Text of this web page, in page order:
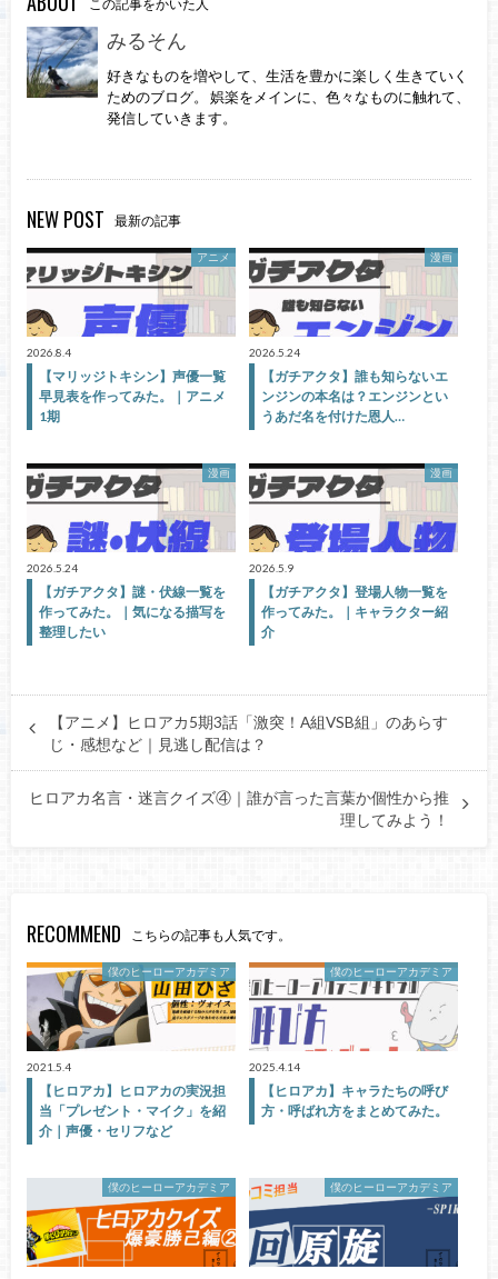
この記事をかいた人
みるそん
好きなものを増やして、生活を豊かに楽しく生きていく
ためのブログ。 娯楽をメインに、色々なものに触れて、
発信していきます。
NEW POST 最新の記事
アニメ
2026.8.4
【マリッジトキシン】声優一覧
早見表を作ってみた。｜アニメ
1期
漫画
2026.5.24
【ガチアクタ】誰も知らないエ
ンジンの本名は？エンジンとい
うあだ名を付けた恩人…
漫画
2026.5.24
【ガチアクタ】謎・伏線一覧を
作ってみた。｜気になる描写を
整理したい
漫画
2026.5.9
【ガチアクタ】登場人物一覧を
作ってみた。｜キャラクター紹
介
【アニメ】ヒロアカ5期3話「激突！A組VSB組」のあらす
じ・感想など｜見逃し配信は？
ヒロアカ名言・迷言クイズ④｜誰が言った言葉か個性から推
理してみよう！
RECOMMEND こちらの記事も人気です。
僕のヒーローアカデミア
2021.5.4
【ヒロアカ】ヒロアカの実況担
当「プレゼント・マイク」を紹
介｜声優・セリフなど
僕のヒーローアカデミア
2025.4.14
【ヒロアカ】キャラたちの呼び
方・呼ばれ方をまとめてみた。
僕のヒーローアカデミア 僕のヒーローアカデミア